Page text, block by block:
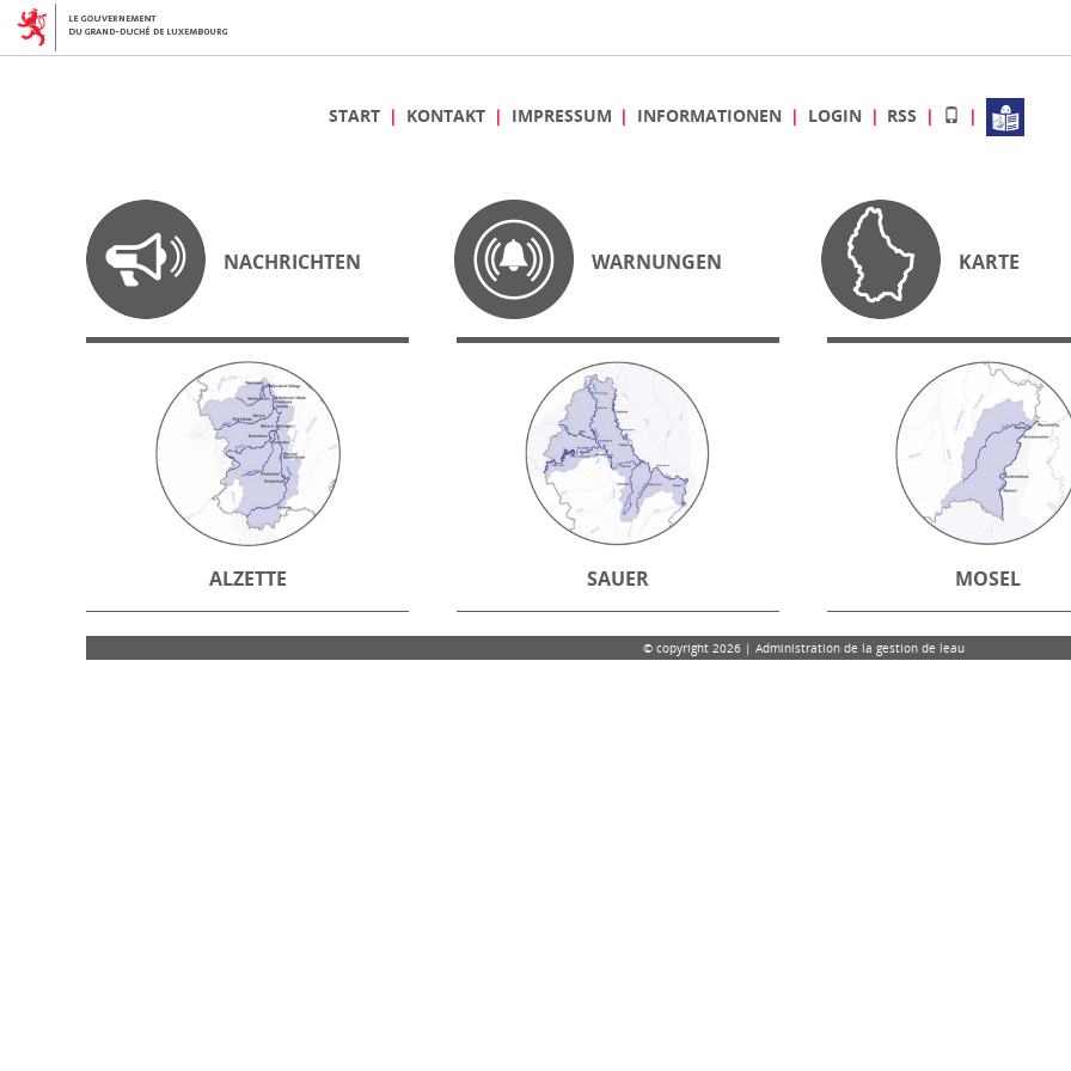
START KONTAKT IMPRESSUM INFORMATIONEN LOGIN RSS
NACHRICHTEN WARNUNGEN KARTE
ALZETTE SAUER MOSEL
© copyright 2026 | Administration de la gestion de leau